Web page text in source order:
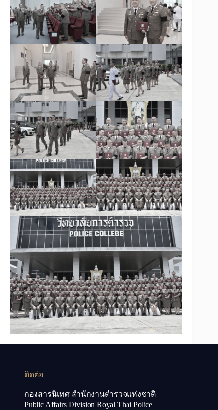
ติดต่อ
กองสารนิเทศ สำนักงานตำรวจแห่งชาติ
Public Affairs Division Royal Thai Police